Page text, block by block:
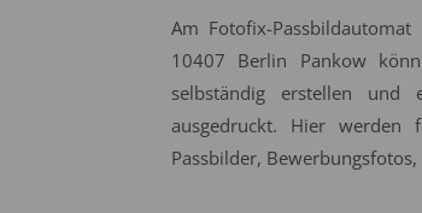
Am Fotofix-
10407 Berlin Pankow
selbständig erstellen und
ausgedruckt. Hier werden
Passbilder,